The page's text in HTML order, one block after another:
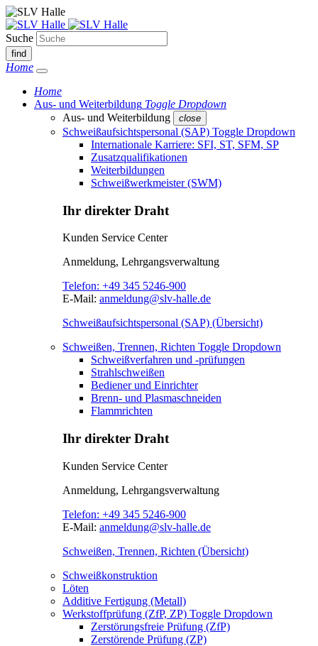
Suche
find
Home
Home
Aus- und Weiterbildung Toggle Dropdown
Aus- und Weiterbildung
close
Schweißaufsichtspersonal (SAP) Toggle Dropdown
Internationale Karriere: SFI, ST, SFM, SP
Zusatzqualifikationen
Weiterbildungen
Schweißwerkmeister (SWM)
Ihr direkter Draht
Kunden Service Center
Anmeldung, Lehrgangsverwaltung
Telefon: +49 345 5246-900
E-Mail: anmeldung@slv-halle.de
Schweißaufsichtspersonal (SAP) (Übersicht)
Schweißen, Trennen, Richten Toggle Dropdown
Schweißverfahren und -prüfungen
Strahlschweißen
Bediener und Einrichter
Brenn- und Plasmaschneiden
Flammrichten
Ihr direkter Draht
Kunden Service Center
Anmeldung, Lehrgangsverwaltung
Telefon: +49 345 5246-900
E-Mail: anmeldung@slv-halle.de
Schweißen, Trennen, Richten (Übersicht)
Schweißkonstruktion
Löten
Additive Fertigung (Metall)
Werkstoffprüfung (ZfP, ZP) Toggle Dropdown
Zerstörungsfreie Prüfung (ZfP)
Zerstörende Prüfung (ZP)